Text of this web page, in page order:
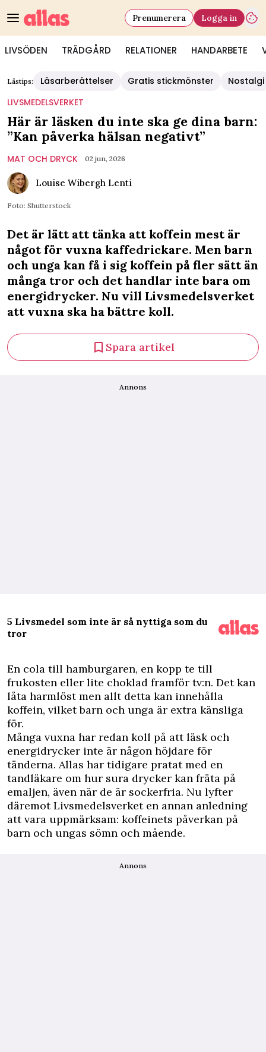
LIVSÖDEN TRÄDGÅRD RELATIONER HANDARBETE
Prenumerera Logga in
Lästips: Läsarberättelser Gratis stickmönster
Nostalgi
LIVSMEDELSVERKET
Här är läsken du inte ska ge dina barn:
”Kan påverka hälsan negativt”
MAT OCH DRYCK 02 jun, 2026
Louise Wibergh Lenti
Foto: Shutterstock
Det är lätt att tänka att koffein mest är
något för vuxna kaffedrickare. Men barn
och unga kan få i sig koffein på fler sätt än
många tror och det handlar inte bara om
energidrycker. Nu vill Livsmedelsverket
att vuxna ska ha bättre koll.
Spara artikel
Annons
5 Livsmedel som inte är så nyttiga som du
tror
En cola till hamburgaren, en kopp te till
frukosten eller lite choklad framför tv:n. Det kan
låta harmlöst men allt detta kan innehålla
koffein, vilket barn och unga är extra känsliga
för.
Många vuxna har redan koll på att läsk och
energidrycker inte är någon höjdare för
tänderna. Allas har tidigare pratat med en
tandläkare om hur sura drycker kan fräta på
emaljen, även när de är sockerfria. Nu lyfter
däremot Livsmedelsverket en annan anledning
att vara uppmärksam: koffeinets påverkan på
barn och ungas sömn och mående.
Annons